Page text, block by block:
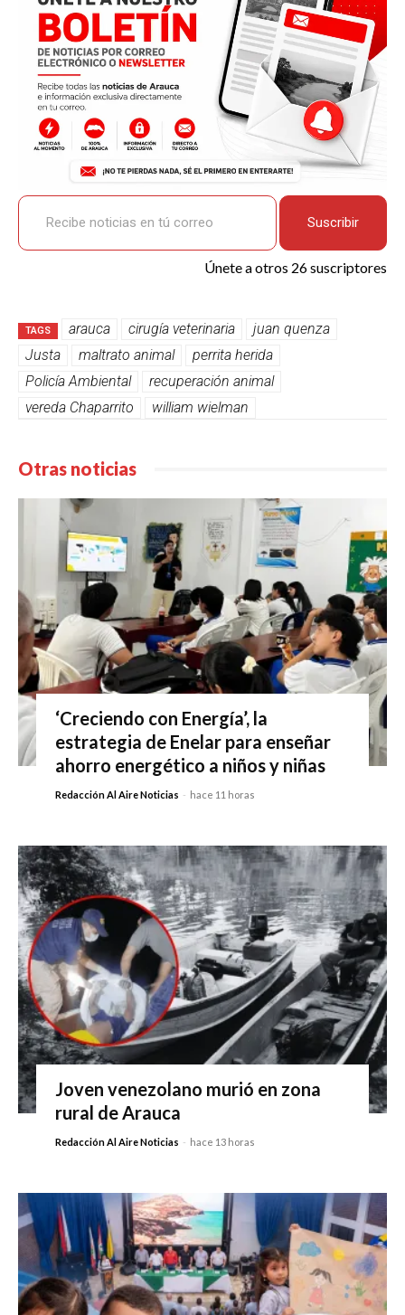
k
p
Recibe noticias en tú correo
Suscribir
Únete a otros 26 suscriptores
TAGS arauca cirugía veterinaria
juan quenza
Justa
maltrato animal
perrita herida
Policía Ambiental
recuperación animal
vereda Chaparrito
william wielman
Otras noticias
‘Creciendo con Energía’, la
estrategia de Enelar para enseñar
ahorro energético a niños y niñas
Redacción Al Aire Noticias - hace 11 horas
Joven venezolano murió en zona
rural de Arauca
Redacción Al Aire Noticias - hace 13 horas